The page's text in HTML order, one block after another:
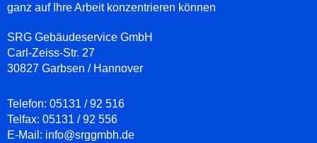
ganz auf Ihre Arbeit konzentrieren können
SRG Gebäudeservice GmbH
Carl-Zeiss-Str. 27
30827 Garbsen / Hannover
Telefon: 05131 / 92 516
Telfax: 05131 / 92 556
E-Mail: info@srggmbh.de